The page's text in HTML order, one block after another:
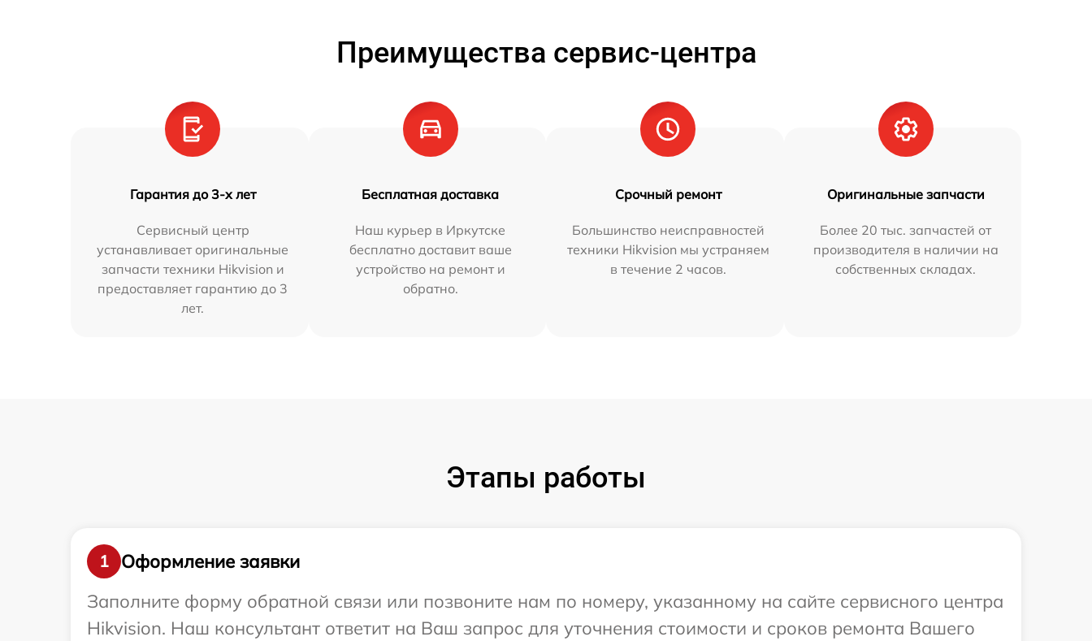
Преимущества сервис-центра
Гарантия до 3-х лет
Сервисный центр
устанавливает оригинальные
запчасти техники Hikvision и
предоставляет гарантию до 3
лет.
Бесплатная доставка
Наш курьер в Иркутске
бесплатно доставит ваше
устройство на ремонт и
обратно.
Срочный ремонт
Большинство неисправностей
техники Hikvision мы устраняем
в течение 2 часов.
Оригинальные запчасти
Более 20 тыс. запчастей от
производителя в наличии на
собственных складах.
Этапы работы
1
Оформление заявки
Заполните форму обратной связи или позвоните нам по номеру, указанному на сайте сервисного центра
Hikvision. Наш консультант ответит на Ваш запрос для уточнения стоимости и сроков ремонта Вашего